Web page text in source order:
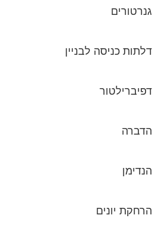
גנרטורים
דלתות כניסה לבניין
דפיברילטור
הדברה
הנדימן
הרחקת יונים